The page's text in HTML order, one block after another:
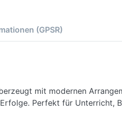
(GPSR)
mit modernen
Perfekt für Unterricht,